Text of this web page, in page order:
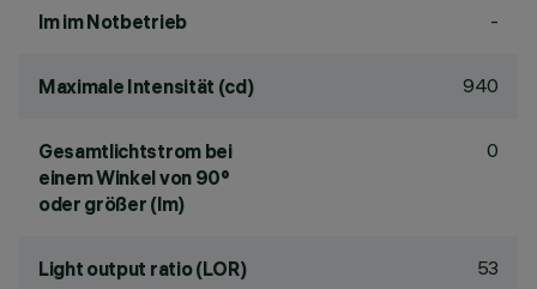
lm im Notbetrieb -
Maximale Intensität (cd) 940
Gesamtlichtstrom bei
einem Winkel von 90°
oder größer (lm)
0
Light output ratio (LOR) 53